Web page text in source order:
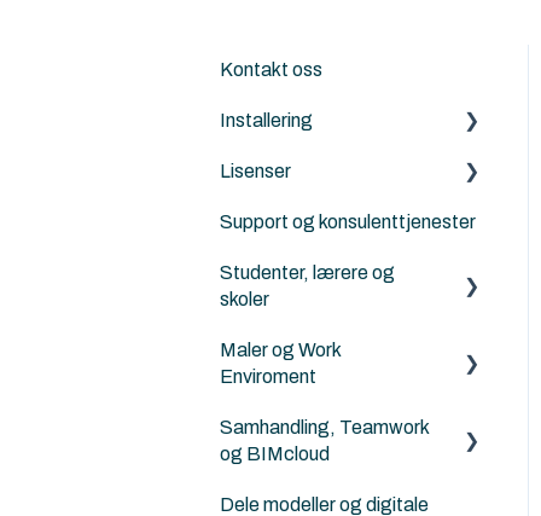
Kontakt oss
Installering
Archicad
Nordic Tools
ArchiFrame
Architerra
Goodies for Archicad
Lisenser
Archicad
Archicad Cloud licenser
Support og konsulenttjenester
Studenter, lærere og
skoler
Archicad BIM
norsktilpasset for
Norske kurs for studenter
Maler og Work
Enviroment
Maler
Samhandling, Teamwork
og BIMcloud
Generelt
Dele modeller og digitale